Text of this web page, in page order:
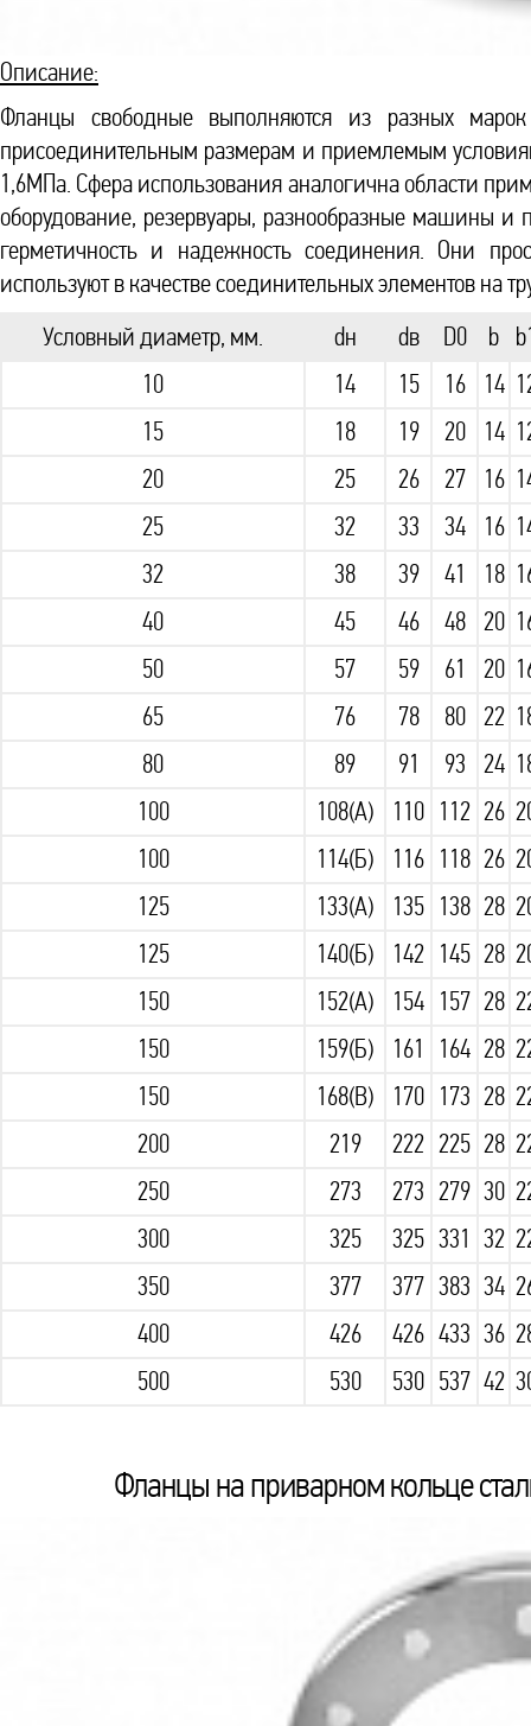
Описание:
Фланцы свободные выполняются из разных
присоединительным размерам и приемлемым
1,6МПа. Сфера использования аналогична области
оборудование, резервуары, разнообразные машины
герметичность и надежность соединения. Они
используют в качестве соединительных элементов на
Условный диаметр, мм.
dн dв D0 b
10
14 15 16 14
15
18 19 20 14
20
25 26 27 16
25
32 33 34 16
32
38 39 41 18
40
45 46 48 20
50
57 59 61 20
65
76 78 80 22
80
89 91 93 24
100
108(А) 110 112 26
100
114(Б) 116 118 26
125
133(А) 135 138 28
125
140(Б) 142 145 28
150
152(А) 154 157 28
150
159(Б) 161 164 28
150
168(В) 170 173 28
200
219 222 225 28
250
273 273 279 30
300
325 325 331 32
350
377 377 383 34
400
426 426 433 36
500
530 530 537 42
Фланцы на приварном кольце